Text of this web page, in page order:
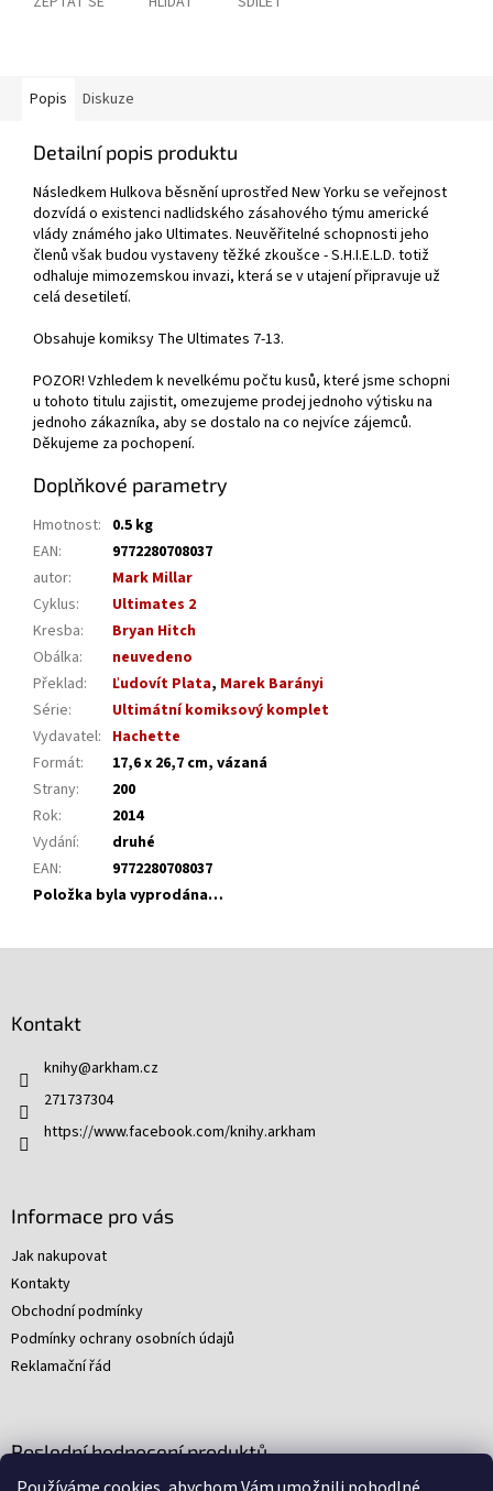
Popis Diskuze
Detailní popis produktu
Následkem Hulkova běsnění uprostřed New Yorku se veřejnost
dozvídá o existenci nadlidského zásahového týmu americké
vlády známého jako Ultimates. Neuvěřitelné schopnosti jeho
členů však budou vystaveny těžké zkoušce - S.H.I.E.L.D. totiž
odhaluje mimozemskou invazi, která se v utajení připravuje už
celá desetiletí.
Obsahuje komiksy The Ultimates 7-13.
POZOR! Vzhledem k nevelkému počtu kusů, které jsme schopni
u tohoto titulu zajistit, omezujeme prodej jednoho výtisku na
jednoho zákazníka, aby se dostalo na co nejvíce zájemců.
Děkujeme za pochopení.
Doplňkové parametry
Hmotnost: 0.5 kg
EAN:
9772280708037
autor:
Mark Millar
Cyklus:
Ultimates 2
Kresba:
Bryan Hitch
Obálka:
neuvedeno
Překlad: Ľudovít Plata, Marek Barányi
Série:
Ultimátní komiksový komplet
Vydavatel: Hachette
Formát:
17,6 x 26,7 cm, vázaná
Strany:
200
Rok:
2014
Vydání:
druhé
EAN:
9772280708037
Položka byla vyprodána…
Kontakt
knihy@arkham.cz
271737304
https://www.facebook.com/knihy.arkham
Informace pro vás
Jak nakupovat
Kontakty
Obchodní podmínky
Podmínky ochrany osobních údajů
Reklamační řád
Poslední hodnocení produktů